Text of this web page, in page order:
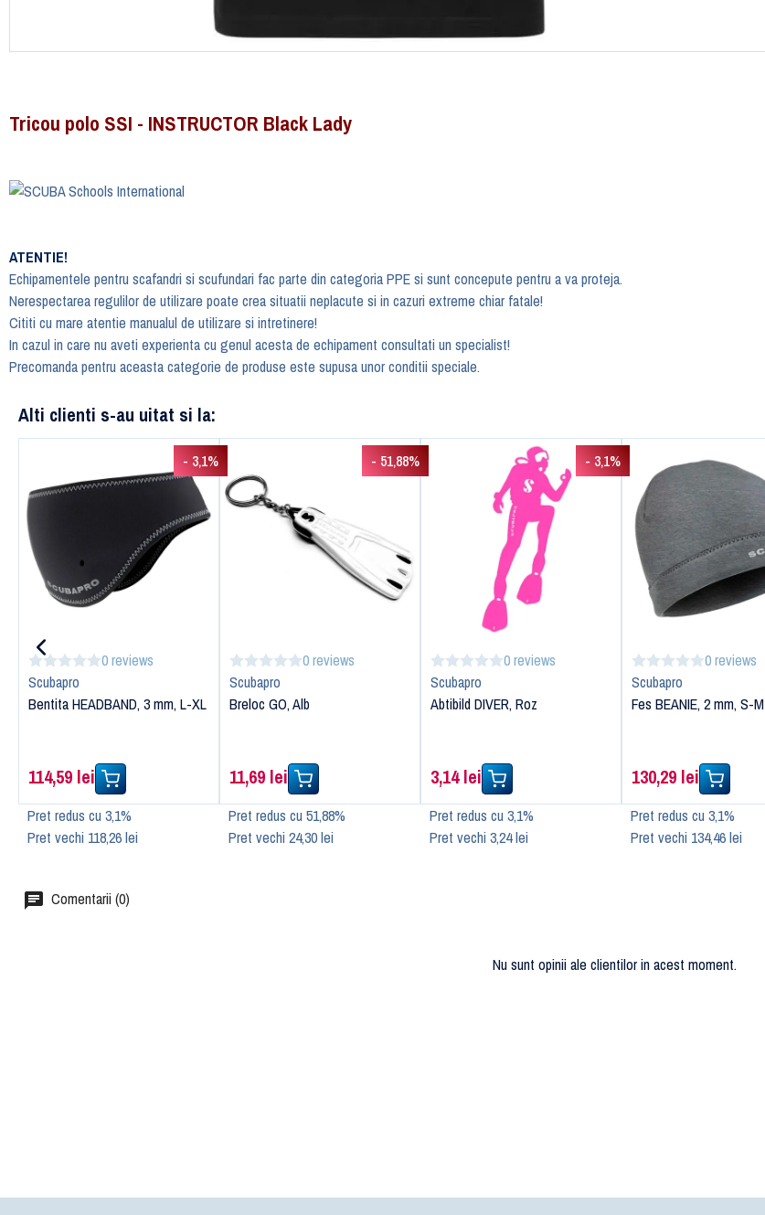
Tricou polo SSI - INSTRUCTOR Black Lady
ATENTIE!
Echipamentele pentru scafandri si scufundari fac parte din categoria PPE si sunt concepute pentru a va proteja.
Nerespectarea regulilor de utilizare poate crea situatii neplacute si in cazuri extreme chiar fatale!
Cititi cu mare atentie manualul de utilizare si intretinere!
In cazul in care nu aveti experienta cu genul acesta de echipament consultati un specialist!
Precomanda pentru aceasta categorie de produse este supusa unor conditii speciale.
Alti clienti s-au uitat si la:
- 3,1%
0 reviews
Scubapro
Bentita HEADBAND, 3 mm, L-XL
114,59 lei
Pret redus cu 3,1%
Pret vechi 118,26 lei
- 51,88%
0 reviews
Scubapro
Breloc GO, Alb
11,69 lei
Pret redus cu 51,88%
Pret vechi 24,30 lei
- 3,1%
0 reviews
Scubapro
Abtibild DIVER, Roz
3,14 lei
Pret redus cu 3,1%
Pret vechi 3,24 lei
0 reviews
Scubapro
Fes BEANIE, 2 mm, S-M
130,29 lei
Pret redus cu 3,1%
Pret vechi 134,46 lei
Comentarii (0)
Nu sunt opinii ale clientilor in acest moment.